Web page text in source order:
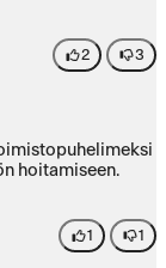
2 3
hoitamiseen.
1 1